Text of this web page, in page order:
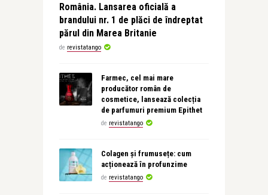
România. Lansarea oficială a
brandului nr. 1 de plăci de îndreptat
părul din Marea Britanie
de revistatango
Farmec, cel mai mare
producător român de
cosmetice, lansează colecția
de parfumuri premium Epithet
de revistatango
Colagen și frumusețe: cum
acționează în profunzime
de revistatango